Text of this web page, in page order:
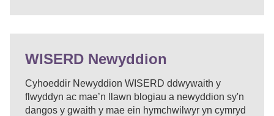
WISERD Newyddion
Cyhoeddir Newyddion WISERD ddwywaith y
flwyddyn ac mae’n llawn blogiau a newyddion sy'n
dangos y gwaith y mae ein hymchwilwyr yn cymryd